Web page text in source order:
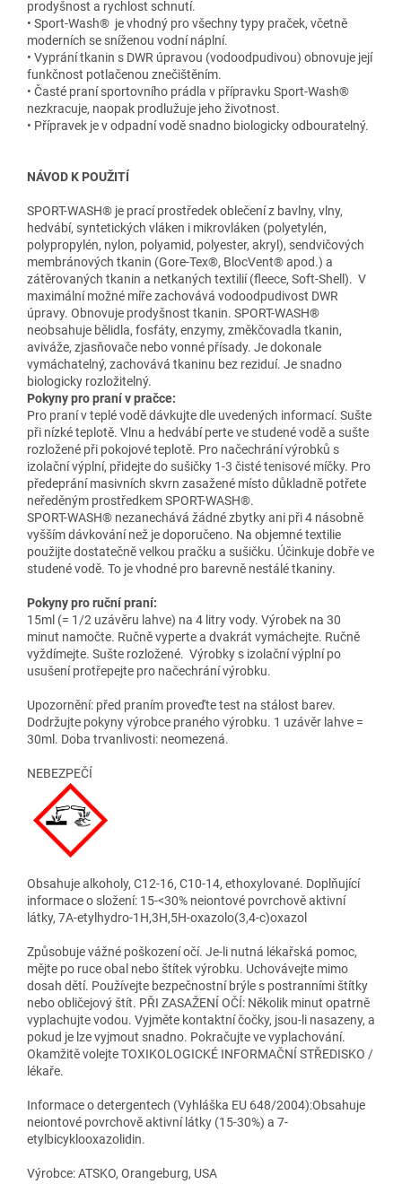
prodyšnost a rychlost schnutí.
• Sport-Wash® je vhodný pro všechny typy praček, včetně
moderních se sníženou vodní náplní.
• Vyprání tkanin s DWR úpravou (vodoodpudivou) obnovuje její
funkčnost potlačenou znečištěním.
• Časté praní sportovního prádla v přípravku Sport-Wash®
nezkracuje, naopak prodlužuje jeho životnost.
• Přípravek je v odpadní vodě snadno biologicky odbouratelný.
NÁVOD K POUŽITÍ
SPORT-WASH® je prací prostředek oblečení z bavlny, vlny,
hedvábí, syntetických vláken i mikrovláken (polyetylén,
polypropylén, nylon, polyamid, polyester, akryl), sendvičových
membránových tkanin (Gore-Tex®, BlocVent® apod.) a
zátěrovaných tkanin a netkaných textilií (fleece, Soft-Shell). V
maximální možné míře zachovává vodoodpudivost DWR
úpravy. Obnovuje prodyšnost tkanin. SPORT-WASH®
neobsahuje bělidla, fosfáty, enzymy, změkčovadla tkanin,
aviváže, zjasňovače nebo vonné přísady. Je dokonale
vymáchatelný, zachovává tkaninu bez reziduí. Je snadno
biologicky rozložitelný.
Pokyny pro praní v pračce:
Pro praní v teplé vodě dávkujte dle uvedených informací. Sušte
při nízké teplotě. Vlnu a hedvábí perte ve studené vodě a sušte
rozložené při pokojové teplotě. Pro načechrání výrobků s
izolační výplní, přidejte do sušičky 1-3 čisté tenisové míčky. Pro
předeprání masivních skvrn zasažené místo důkladně potřete
neředěným prostředkem SPORT-WASH®.
SPORT-WASH® nezanechává žádné zbytky ani při 4 násobně
vyšším dávkování než je doporučeno. Na objemné textilie
použijte dostatečně velkou pračku a sušičku. Účinkuje dobře ve
studené vodě. To je vhodné pro barevně nestálé tkaniny.
Pokyny pro ruční praní:
15ml (= 1/2 uzávěru lahve) na 4 litry vody. Výrobek na 30
minut namočte. Ručně vyperte a dvakrát vymáchejte. Ručně
vyždímejte. Sušte rozložené. Výrobky s izolační výplní po
usušení protřepejte pro načechrání výrobku.
Upozornění: před praním proveďte test na stálost barev.
Dodržujte pokyny výrobce praného výrobku. 1 uzávěr lahve =
30ml. Doba trvanlivosti: neomezená.
NEBEZPEČÍ
Obsahuje alkoholy, C12-16, C10-14, ethoxylované. Doplňující
informace o složení: 15-<30% neiontové povrchově aktivní
látky, 7A-etylhydro-1H,3H,5H-oxazolo(3,4-c)oxazol
Způsobuje vážné poškození očí. Je-li nutná lékařská pomoc,
mějte po ruce obal nebo štítek výrobku. Uchovávejte mimo
dosah dětí. Používejte bezpečnostní brýle s postranními štítky
nebo obličejový štít. PŘI ZASAŽENÍ OČÍ: Několik minut opatrně
vyplachujte vodou. Vyjměte kontaktní čočky, jsou-li nasazeny, a
pokud je lze vyjmout snadno. Pokračujte ve vyplachování.
Okamžitě volejte TOXIKOLOGICKÉ INFORMAČNÍ STŘEDISKO /
lékaře.
Informace o detergentech (Vyhláška EU 648/2004):Obsahuje
neiontové povrchově aktivní látky (15-30%) a 7-
etylbicyklooxazolidin.
Výrobce: ATSKO, Orangeburg, USA